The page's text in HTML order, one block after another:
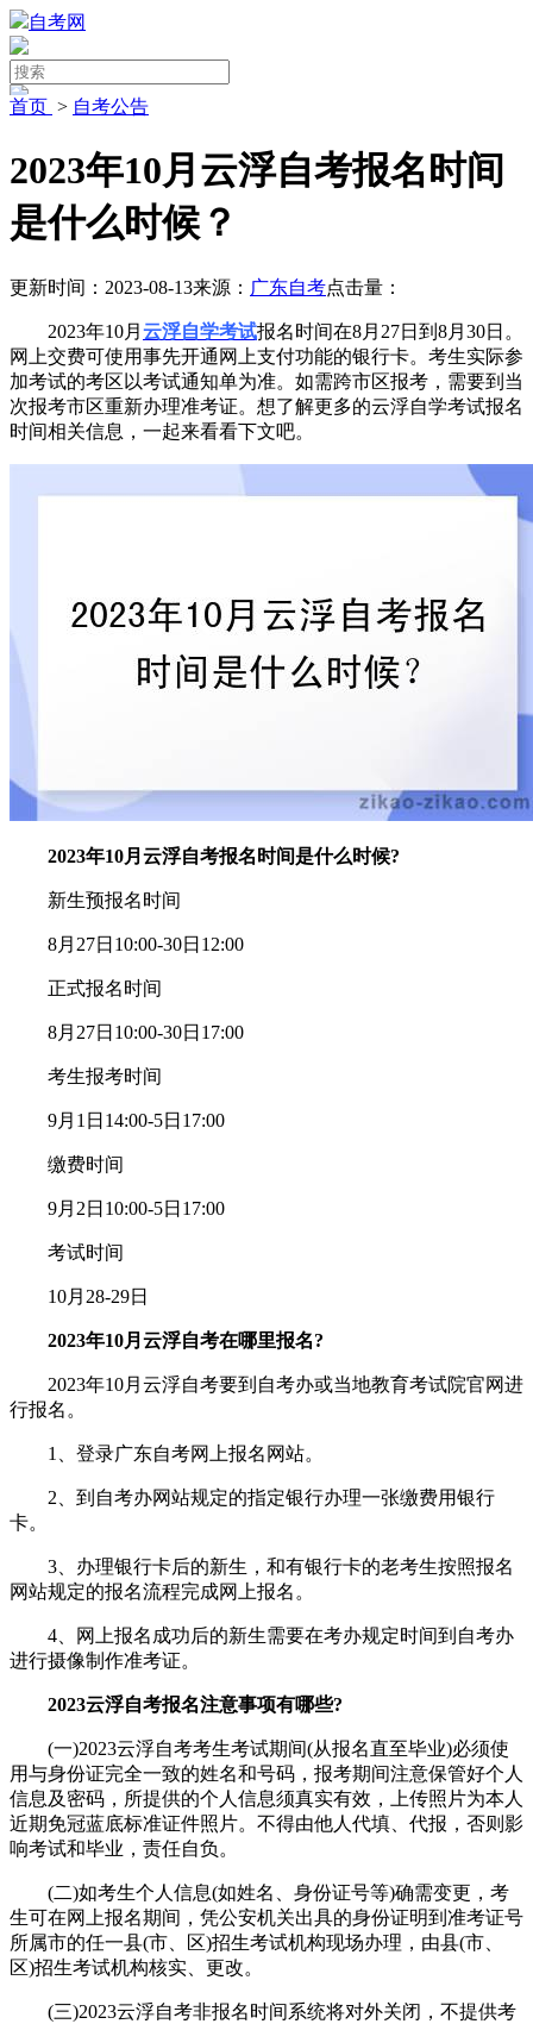
自考网
首页 > 自考公告
2023年10月云浮自考报名时间
是什么时候？
更新时间：2023-08-13来源： 广东自考点击量：
2023年10月 云浮自学考试报名时间在8月27日到8月30日。
网上交费可使用事先开通网上支付功能的银行卡。考生实际参
加考试的考区以考试通知单为准。如需跨市区报考，需要到当
次报考市区重新办理准考证。想了解更多的云浮自学考试报名
时间相关信息，一起来看看下文吧。
2023年10月云浮自考报名时间是什么时候?
新生预报名时间
8月27日10:00-30日12:00
正式报名时间
8月27日10:00-30日17:00
考生报考时间
9月1日14:00-5日17:00
缴费时间
9月2日10:00-5日17:00
考试时间
10月28-29日
2023年10月云浮自考在哪里报名?
2023年10月云浮自考要到自考办或当地教育考试院官网进
行报名。
1、登录广东自考网上报名网站。
2、到自考办网站规定的指定银行办理一张缴费用银行
卡。
3、办理银行卡后的新生，和有银行卡的老考生按照报名
网站规定的报名流程完成网上报名。
4、网上报名成功后的新生需要在考办规定时间到自考办
进行摄像制作准考证。
2023云浮自考报名注意事项有哪些?
(一)2023云浮自考考生考试期间(从报名直至毕业)必须使
用与身份证完全一致的姓名和号码，报考期间注意保管好个人
信息及密码，所提供的个人信息须真实有效，上传照片为本人
近期免冠蓝底标准证件照片。不得由他人代填、代报，否则影
响考试和毕业，责任自负。
(二)如考生个人信息(如姓名、身份证号等)确需变更，考
生可在网上报名期间，凭公安机关出具的身份证明到准考证号
所属市的任一县(市、区)招生考试机构现场办理，由县(市、
区)招生考试机构核实、更改。
(三)2023云浮自考非报名时间系统将对外关闭，不提供考